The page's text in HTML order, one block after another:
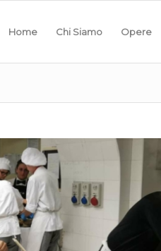
Home Chi Siamo Opere